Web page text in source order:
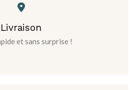
Livraison
et sans surprise !